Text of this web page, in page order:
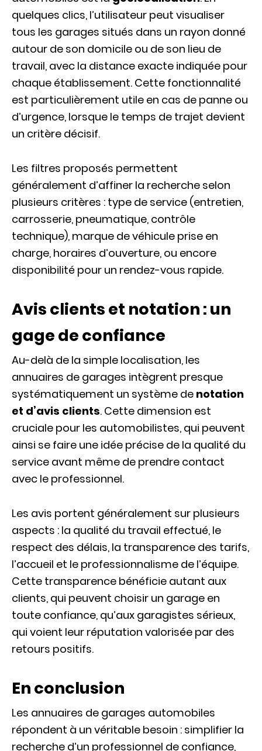
quelques clics, l’utilisateur peut visualiser
tous les garages situés dans un rayon donné
autour de son domicile ou de son lieu de
travail, avec la distance exacte indiquée pour
chaque établissement. Cette fonctionnalité
est particulièrement utile en cas de panne ou
d’urgence, lorsque le temps de trajet devient
un critère décisif.
Les filtres proposés permettent
généralement d’affiner la recherche selon
plusieurs critères : type de service (entretien,
carrosserie, pneumatique, contrôle
technique), marque de véhicule prise en
charge, horaires d’ouverture, ou encore
disponibilité pour un rendez-vous rapide.
Avis clients et notation : un
gage de confiance
Au-delà de la simple localisation, les
annuaires de garages intègrent presque
systématiquement un système de notation
et d’avis clients. Cette dimension est
cruciale pour les automobilistes, qui peuvent
ainsi se faire une idée précise de la qualité du
service avant même de prendre contact
avec le professionnel.
Les avis portent généralement sur plusieurs
aspects : la qualité du travail effectué, le
respect des délais, la transparence des tarifs,
l’accueil et le professionnalisme de l’équipe.
Cette transparence bénéficie autant aux
clients, qui peuvent choisir un garage en
toute confiance, qu’aux garagistes sérieux,
qui voient leur réputation valorisée par des
retours positifs.
En conclusion
Les annuaires de garages automobiles
répondent à un véritable besoin : simplifier la
recherche d’un professionnel de confiance,